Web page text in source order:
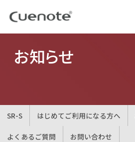
お知らせ
SR-S はじめてご利用になる方へ
よくあるご質問
お問い合わせ